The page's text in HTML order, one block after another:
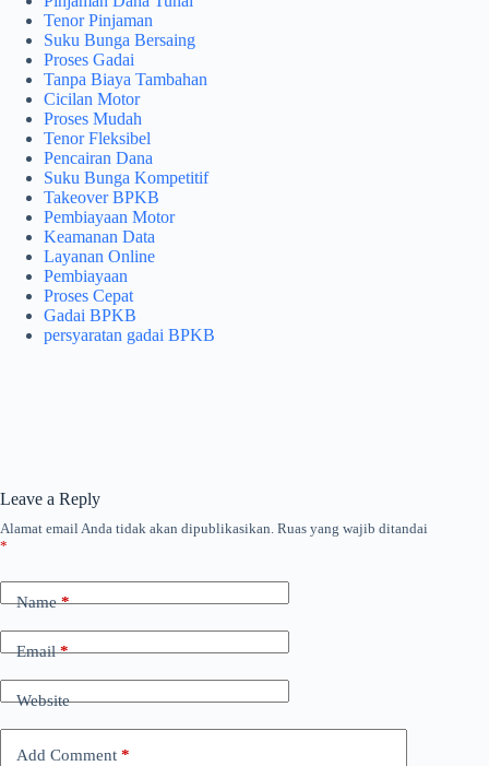
Tenor Pinjaman
Suku Bunga Bersaing
Proses Gadai
Tanpa Biaya Tambahan
Cicilan Motor
Proses Mudah
Tenor Fleksibel
Pencairan Dana
Suku Bunga Kompetitif
Takeover BPKB
Pembiayaan Motor
Keamanan Data
Layanan Online
Pembiayaan
Proses Cepat
Gadai BPKB
persyaratan gadai BPKB
Leave a Reply
Alamat email Anda tidak akan dipublikasikan. Ruas yang wajib ditandai
*
Name*
Email*
Website
Add Comment *